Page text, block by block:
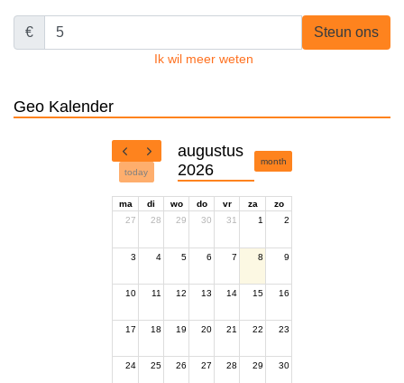
€ Steun ons
Ik wil meer weten
Geo Kalender
today
augustus
2026
month
ma di wo do vr za
zo
27
28 29 30 31 1 2
3 4 5 6 7 8 9
10 11 12 13 14 15 16
17 18 19 20 21 22 23
24 25 26 27 28 29 30